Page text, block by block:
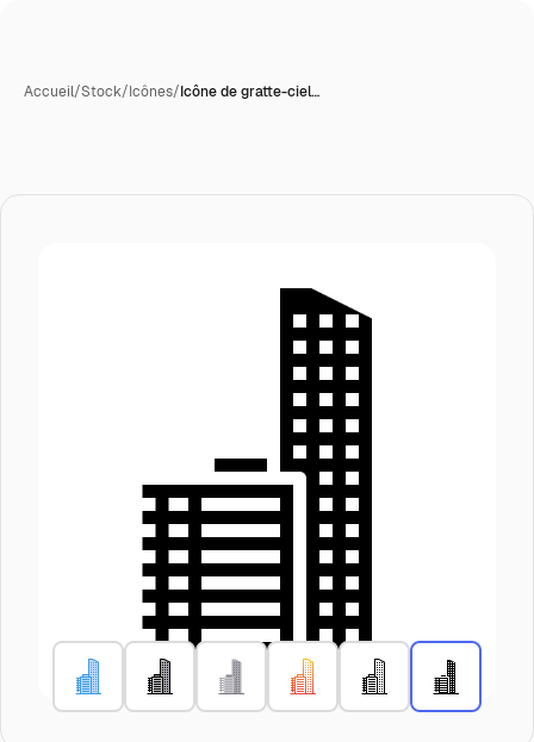
Accueil/Stock/Icônes/Icône de gratte-ciel…